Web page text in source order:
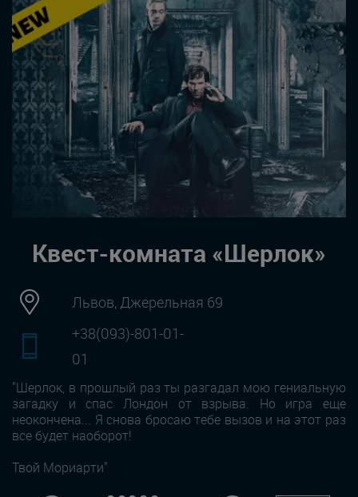
Квест-комната «Шерлок»
Львов, Джерельная 69
+38(093)-801-01-
01
"Шерлок, в прошлый раз ты разгадал мою гениальную
загадку и спас Лондон от взрыва. Но игра еще
неокончена... Я снова бросаю тебе вызов и на этот раз
все будет наоборот!
Твой Мориарти"